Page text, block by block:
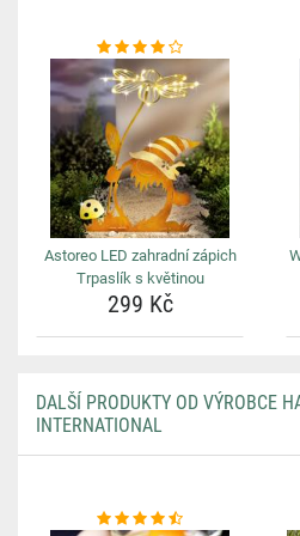
Astoreo LED zahradní zápich
Trpaslík s květinou
299 Kč
DALŠÍ PRODUKTY OD VÝROBCE
INTERNATIONAL